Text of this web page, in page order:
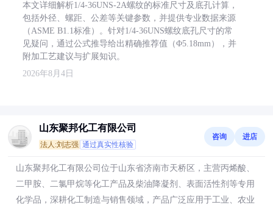
本文详细解析1/4-36UNS-2A螺纹的标准尺寸及底孔计算，
包括外径、螺距、公差等关键参数，并提供专业数据来源
（ASME B1.1标准）。针对1/4-36UNS螺纹底孔尺寸的常
见疑问，通过公式推导给出精确推荐值（Φ5.18mm），并
附加工艺建议与扩展知识。
2026年8月4日
山东聚邦化工有限公司
法人:刘志强 通过真实性核验
咨询 进店
山东聚邦化工有限公司位于山东省济南市天桥区，主营丙烯酸、
二甲胺、二氯甲烷等化工产品及柴油降凝剂、表面活性剂等专用
化学品，深耕化工制造与销售领域，产品广泛应用于工业、农业